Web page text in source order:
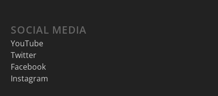
SOCIAL MEDIA
YouTube
Twitter
Facebook
Instagram